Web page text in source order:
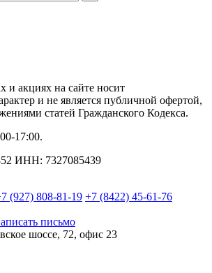
и акциях на сайте носит
и не является публичной офертой,
статей Гражданского Кодекса.
17:00.
ИНН: 7327085439
(927) 808-81-19 +7 (8422) 45-61-76
письмо
шоссе, 72, офис 23